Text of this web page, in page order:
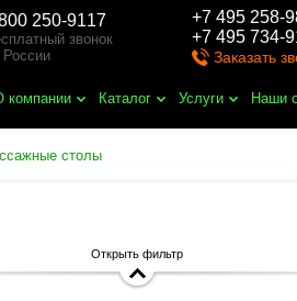
250-9117
звонок
России
+7 495 258-
+7 495 734-
Заказать
компании Каталог Услуги Наши
столы
Открыть фильтр